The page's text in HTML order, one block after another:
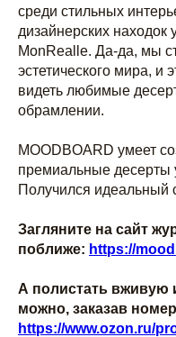
среди стильных
дизайнерских
MonRealle. Да-да, мы
эстетического мира, и
видеть любимые
обрамлении.
MOODBOARD умеет
премиальные десерты
Получился идеальный
Загляните на сайт
поближе: https://
А полистать вживую
можно, заказав
https://www.ozon.ru/